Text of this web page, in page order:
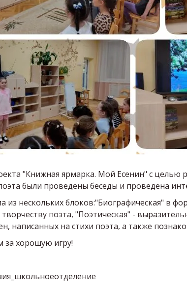
"Книжная ярмарка. Мой Есенин" с целью
были проведены беседы и проведена
из нескольких блоков:"Биографическая" в
поэта, "Поэтическая" -
написанных на стихи поэта, а также
за хорошую игру!